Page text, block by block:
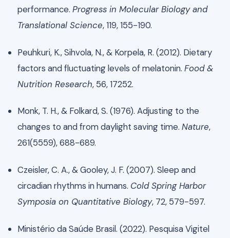
performance. Progress in Molecular Biology and
Translational Science, 119, 155-190.
Peuhkuri, K., Sihvola, N., & Korpela, R. (2012). Dietary
factors and fluctuating levels of melatonin. Food &
Nutrition Research, 56, 17252.
Monk, T. H., & Folkard, S. (1976). Adjusting to the
changes to and from daylight saving time. Nature,
261(5559), 688-689.
Czeisler, C. A., & Gooley, J. F. (2007). Sleep and
circadian rhythms in humans. Cold Spring Harbor
Symposia on Quantitative Biology, 72, 579-597.
Ministério da Saúde Brasil. (2022). Pesquisa Vigitel